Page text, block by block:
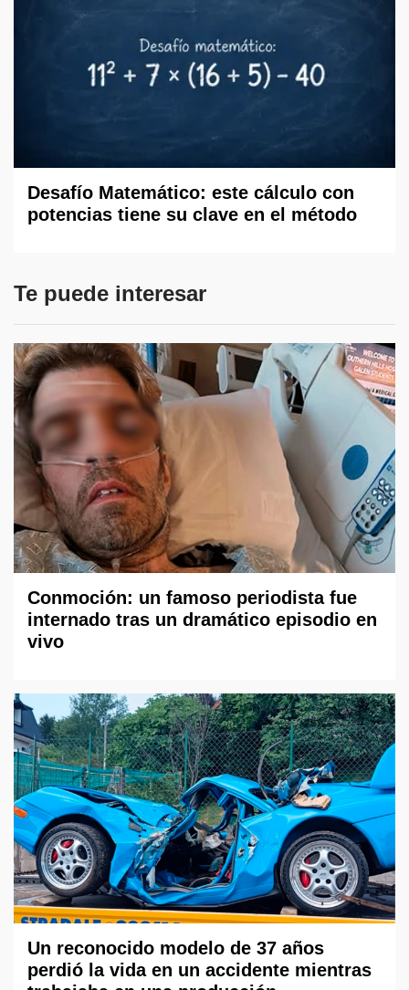
Desafío Matemático: este cálculo con
potencias tiene su clave en el método
Te puede interesar
Conmoción: un famoso periodista fue
internado tras un dramático episodio en
vivo
Un reconocido modelo de 37 años
perdió la vida en un accidente mientras